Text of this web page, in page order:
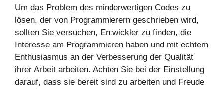
Um das Problem des minderwertigen Codes zu
lösen, der von Programmierern geschrieben wird,
sollten Sie versuchen, Entwickler zu finden, die
Interesse am Programmieren haben und mit echtem
Enthusiasmus an der Verbesserung der Qualität
ihrer Arbeit arbeiten. Achten Sie bei der Einstellung
darauf, dass sie bereit sind zu arbeiten und Freude